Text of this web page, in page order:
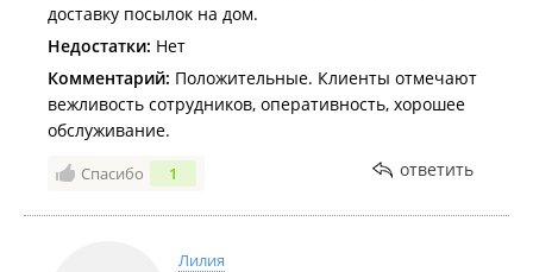
доставку посылок на дом.
Недостатки: Нет
Комментарий: Положительные. Клиенты отмечают
вежливость сотрудников, оперативность, хорошее
обслуживание.
Спасибо 1 ответить
Лилия